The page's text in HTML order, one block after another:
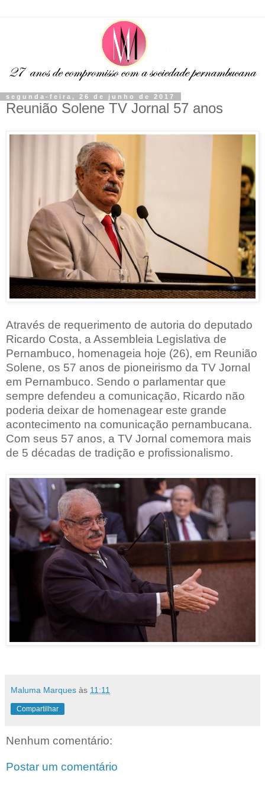
segunda-feira, 26 de junho de 2017
Reunião Solene TV Jornal 57 anos
Através de requerimento de autoria do deputado
Ricardo Costa, a Assembleia Legislativa de
Pernambuco, homenageia hoje (26), em Reunião
Solene, os 57 anos de pioneirismo da TV Jornal
em Pernambuco. Sendo o parlamentar que
sempre defendeu a comunicação, Ricardo não
poderia deixar de homenagear este grande
acontecimento na comunicação pernambucana.
Com seus 57 anos, a TV Jornal comemora mais
de 5 décadas de tradição e profissionalismo.
Maluma Marques às 11:11
Compartilhar
Nenhum comentário:
Postar um comentário